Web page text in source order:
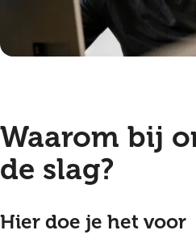
Waarom bij
de slag?
Hier doe je het voor